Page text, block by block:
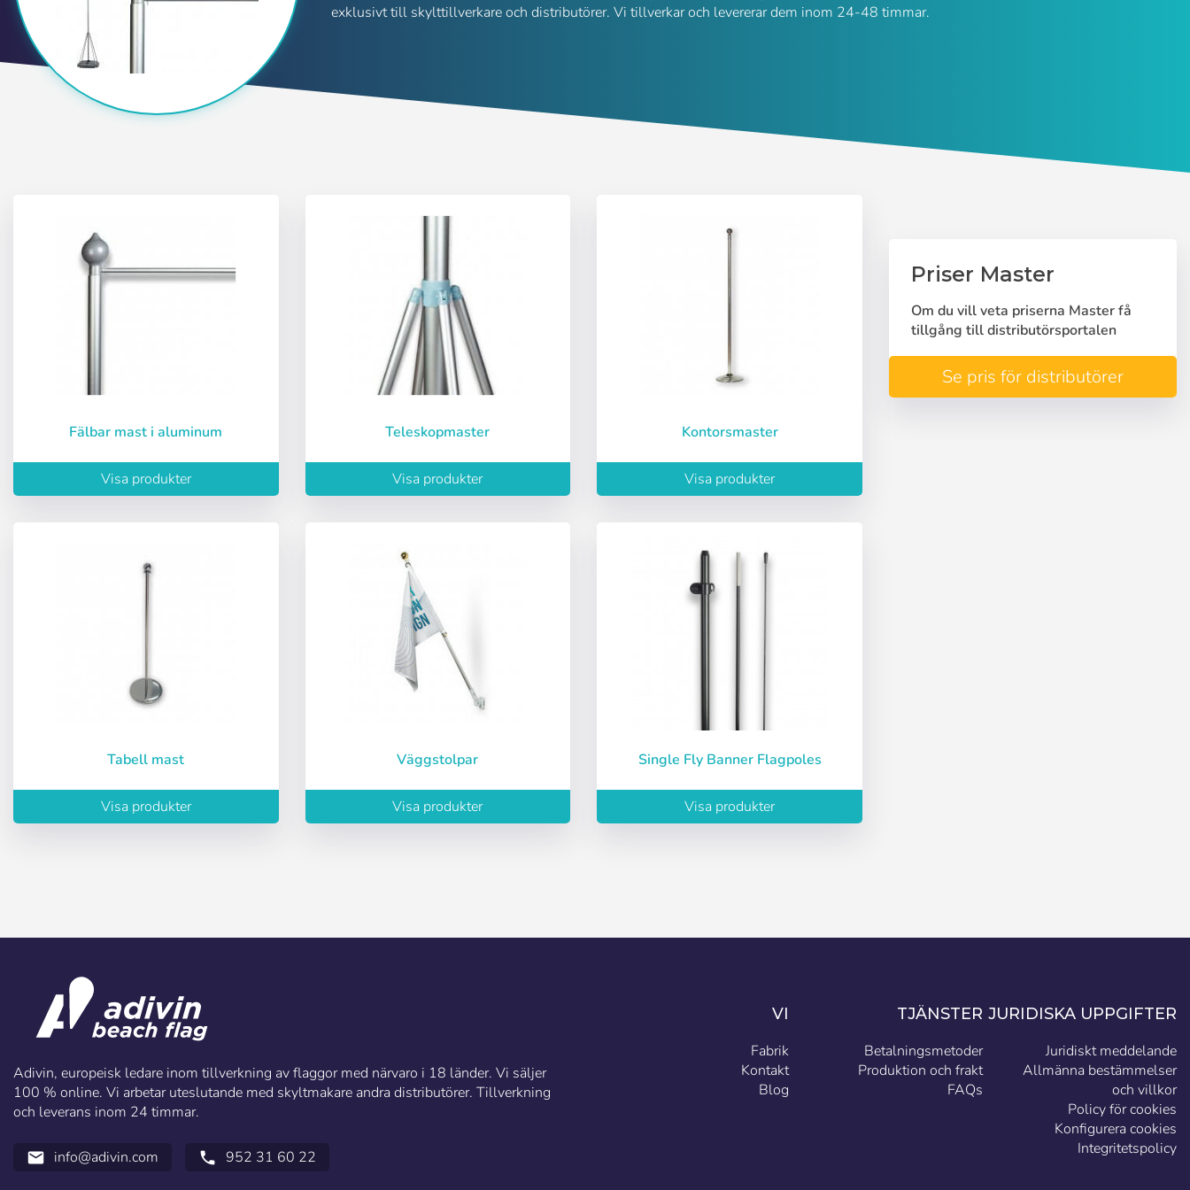
Användare (VAT):
Kom ihåg lösenord: Ja Nej
Återställ lösenord
Italiano
Sverige Slovenija
Slovenčina (Slovak)
Norway
exklusivt till skylttillverkare och distributörer. Vi tillverkar och levererar dem inom 24-48 timmar.
Fälbar mast i aluminum
Visa produkter
Teleskopmaster
Visa produkter
Kontorsmaster
Visa produkter
Tabell mast
Visa produkter
Väggstolpar
Visa produkter
Single Fly Banner Flagpoles
Visa produkter
Priser Master
Om du vill veta priserna Master få
tillgång till distributörsportalen
Se pris för distributörer
Adivin, europeisk ledare inom tillverkning av flaggor med närvaro i 18 länder. Vi säljer
100 % online. Vi arbetar uteslutande med skyltmakare andra distributörer. Tillverkning
och leverans inom 24 timmar.
email info@adivin.com call 952 31 60 22
VI
Fabrik
Kontakt
Blog
TJÄNSTER
Betalningsmetoder
Produktion och frakt
FAQs
JURIDISKA UPPGIFTER
Juridiskt meddelande
Allmänna bestämmelser
och villkor
Policy för cookies
Konfigurera cookies
Integritetspolicy